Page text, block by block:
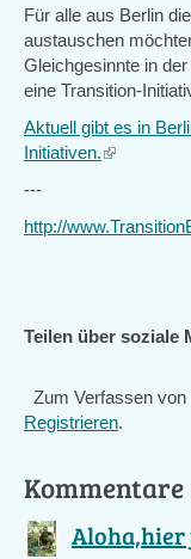
Für alle aus Berlin
austauschen
Gleichgesinnte in
eine Transition-
Aktuell gibt es in
Initiativen.(link
---
http://
Teilen über soziale
Zum Verfassen
Registrieren.
Kommentare
Aloha,hier